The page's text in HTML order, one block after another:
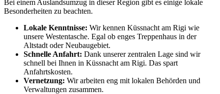
Bei einem Auslandsumzug in dieser Region gibt es einige lokale
Besonderheiten zu beachten.
Lokale Kenntnisse: Wir kennen Küssnacht am Rigi wie
unsere Westentasche. Egal ob enges Treppenhaus in der
Altstadt oder Neubaugebiet.
Schnelle Anfahrt: Dank unserer zentralen Lage sind wir
schnell bei Ihnen in Küssnacht am Rigi. Das spart
Anfahrtskosten.
Vernetzung: Wir arbeiten eng mit lokalen Behörden und
Verwaltungen zusammen.